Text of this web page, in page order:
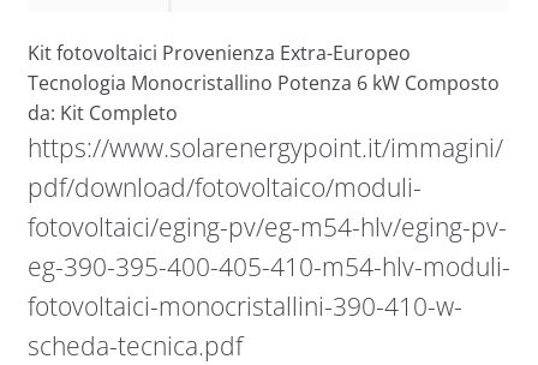
Kit fotovoltaici Provenienza Extra-Europeo
Tecnologia Monocristallino Potenza 6 kW Composto
da: Kit Completo
https://www.solarenergypoint.it/immagini/
pdf/download/fotovoltaico/moduli-
fotovoltaici/eging-pv/eg-m54-hlv/eging-pv-
eg-390-395-400-405-410-m54-hlv-moduli-
fotovoltaici-monocristallini-390-410-w-
scheda-tecnica.pdf